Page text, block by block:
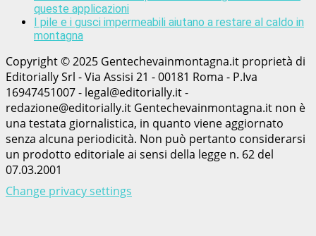
queste applicazioni
I pile e i gusci impermeabili aiutano a restare al caldo in
montagna
Copyright © 2025 Gentechevainmontagna.it proprietà di
Editorially Srl - Via Assisi 21 - 00181 Roma - P.Iva
16947451007 - legal@editorially.it -
redazione@editorially.it Gentechevainmontagna.it non è
una testata giornalistica, in quanto viene aggiornato
senza alcuna periodicità. Non può pertanto considerarsi
un prodotto editoriale ai sensi della legge n. 62 del
07.03.2001
Change privacy settings